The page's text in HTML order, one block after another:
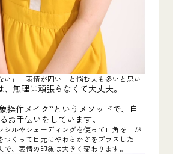
い」「表情が固い」と悩む人も多いと思い
、無理に頑張らなくて大丈夫。
操作メイク”というメソッドで、自
お手伝いをしています。
シルやシェーディングを使って口角を上が
つくって目元にやわらかさをプラスした
で、表情の印象は大きく変わります。